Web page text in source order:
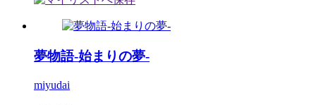
夢物語-始まりの夢-
miyudai